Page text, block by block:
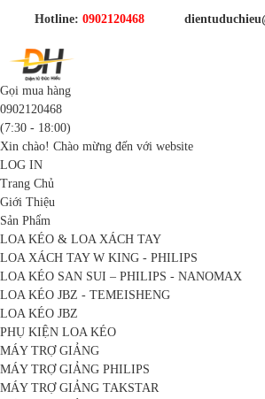
Hotline: 0902120468
Gọi mua hàng
0902120468
(7:30 - 18:00)
Xin chào! Chào mừng đến với website
LOG IN
Trang Chủ
Giới Thiệu
Sản Phẩm
LOA KÉO & LOA XÁCH TAY
LOA XÁCH TAY W KING - PHILIPS
LOA KÉO SAN SUI – PHILIPS - NANOMAX
LOA KÉO JBZ - TEMEISHENG
LOA KÉO JBZ
PHỤ KIỆN LOA KÉO
MÁY TRỢ GIẢNG
MÁY TRỢ GIẢNG PHILIPS
MÁY TRỢ GIẢNG TAKSTAR